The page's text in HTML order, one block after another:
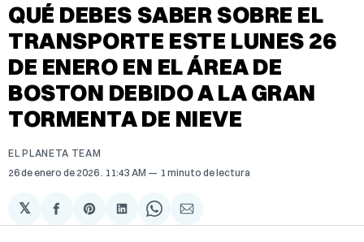
QUÉ DEBES SABER SOBRE EL
TRANSPORTE ESTE LUNES 26
DE ENERO EN EL ÁREA DE
BOSTON DEBIDO A LA GRAN
TORMENTA DE NIEVE
EL PLANETA TEAM
26 de enero de 2026 . 11:43 AM 1 minuto de lectura
𝕏
Compartir
en
Share
on
Compartir
en
Share
on
Compartir
via